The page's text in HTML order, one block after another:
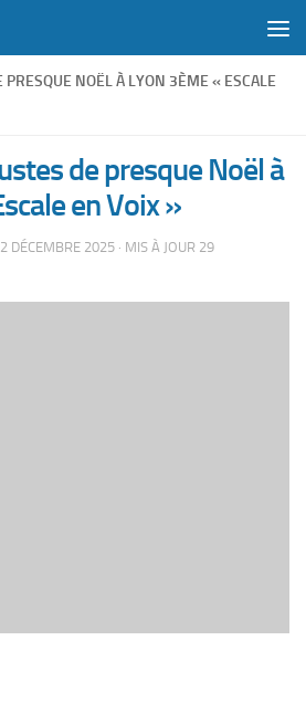
PRESQUE NOËL À LYON 3ÈME « ESCALE
de presque Noël à
en Voix »
DÉCEMBRE 2025 · MIS À JOUR 29